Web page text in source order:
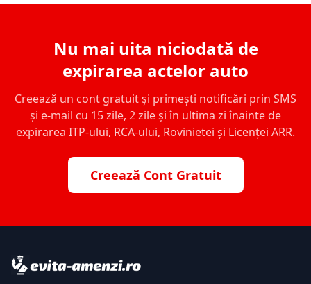
Nu mai uita niciodată de
expirarea actelor auto
Creează un cont gratuit și primești notificări prin SMS
și e-mail cu 15 zile, 2 zile și în ultima zi înainte de
expirarea ITP-ului, RCA-ului, Rovinietei și Licenței ARR.
Creează Cont Gratuit